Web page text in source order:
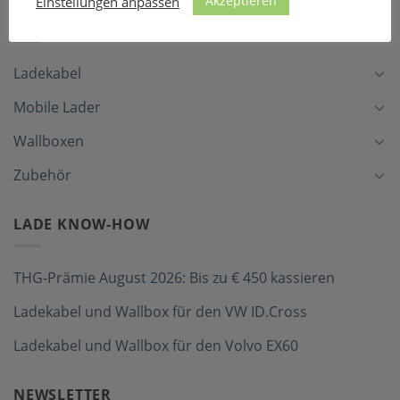
Ladekabel
Mobile Lader
Wallboxen
Zubehör
LADE KNOW-HOW
THG-Prämie August 2026: Bis zu € 450 kassieren
Ladekabel und Wallbox für den VW ID.Cross
Ladekabel und Wallbox für den Volvo EX60
NEWSLETTER